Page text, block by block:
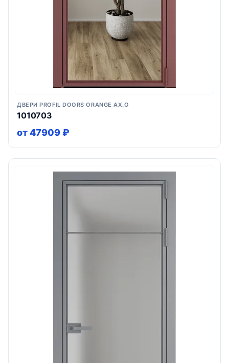
ДВЕРИ PROFIL DOORS ORANGE AX.O
1010703
от 47909 ₽